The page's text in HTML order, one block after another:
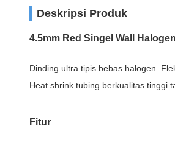
Deskripsi Produk
4.5mm Red Singel Wall
Dinding ultra tipis bebas halogen.
Heat shrink tubing berkualitas tinggi
Fitur